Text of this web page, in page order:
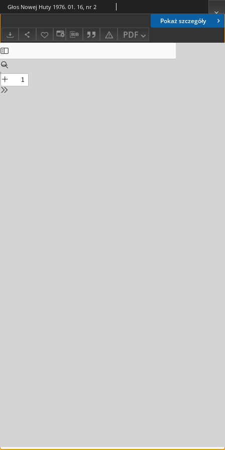
Pokaż szczegóły
PDF
Głos Nowej Huty 1976. 01. 16, nr 2